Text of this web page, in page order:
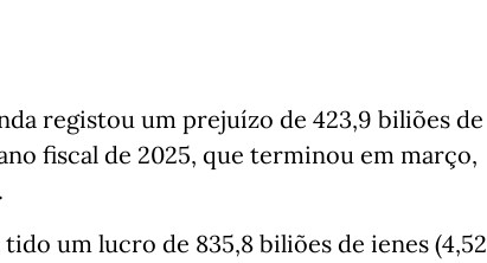
registou um prejuízo de 423,9 biliões de
fiscal de 2025, que terminou em março,
um lucro de 835,8 biliões de ienes (4,52